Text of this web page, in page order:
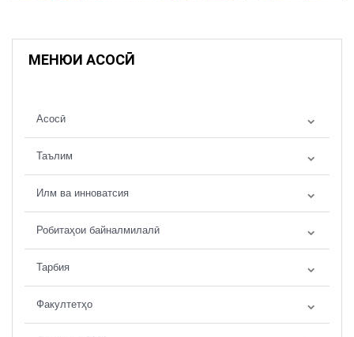
МЕНЮИ АСОСӢ
Асосӣ
Таълим
Илм ва инноватсия
Робитаҳои байналмилалӣ
Тарбия
Факултетҳо